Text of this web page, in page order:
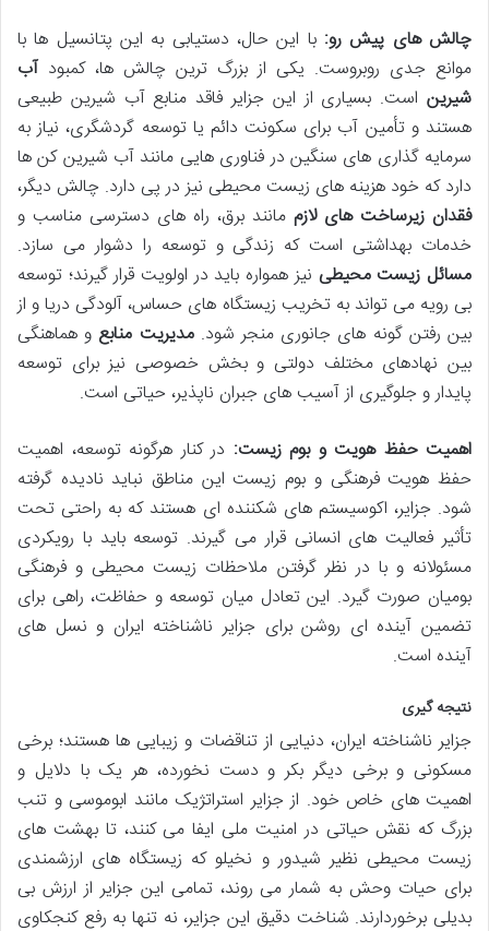
چالش های پیش رو: با این حال، دستیابی به این پتانسیل ها با
موانع جدی روبروست. یکی از بزرگ ترین چالش ها، کمبودآب
شیرین است. بسیاری از این جزایر فاقد منابع آب شیرین طبیعی
هستند و تأمین آب برای سکونت دائم یا توسعه گردشگری، نیاز به
سرمایه گذاری های سنگین در فناوری هایی مانند آب شیرین کن ها
دارد که خود هزینه های زیست محیطی نیز در پی دارد. چالش دیگر،
فقدان زیرساخت های لازم مانند برق، راه های دسترسی مناسب و
خدمات بهداشتی است که زندگی و توسعه را دشوار می سازد.
مسائل زیست محیطی نیز همواره باید در اولویت قرار گیرند؛ توسعه
بی رویه می تواند به تخریب زیستگاه های حساس، آلودگی دریا و از
بین رفتن گونه های جانوری منجر شود.مدیریت منابع و هماهنگی
بین نهادهای مختلف دولتی و بخش خصوصی نیز برای توسعه
پایدار و جلوگیری از آسیب های جبران ناپذیر، حیاتی است.
اهمیت حفظ هویت و بوم زیست: در کنار هرگونه توسعه، اهمیت
حفظ هویت فرهنگی و بوم زیست این مناطق نباید نادیده گرفته
شود. جزایر، اکوسیستم های شکننده ای هستند که به راحتی تحت
تأثیر فعالیت های انسانی قرار می گیرند. توسعه باید با رویکردی
مسئولانه و با در نظر گرفتن ملاحظات زیست محیطی و فرهنگی
بومیان صورت گیرد. این تعادل میان توسعه و حفاظت، راهی برای
تضمین آینده ای روشن برای جزایر ناشناخته ایران و نسل های
آینده است.
نتیجه گیری
جزایر ناشناخته ایران، دنیایی از تناقضات و زیبایی ها هستند؛ برخی
مسکونی و برخی دیگر بکر و دست نخورده، هر یک با دلایل و
اهمیت های خاص خود. از جزایر استراتژیک مانند ابوموسی و تنب
بزرگ که نقش حیاتی در امنیت ملی ایفا می کنند، تا بهشت های
زیست محیطی نظیر شیدور و نخیلو که زیستگاه های ارزشمندی
برای حیات وحش به شمار می روند، تمامی این جزایر از ارزش بی
بدیلی برخوردارند. شناخت دقیق این جزایر، نه تنها به رفع کنجکاوی